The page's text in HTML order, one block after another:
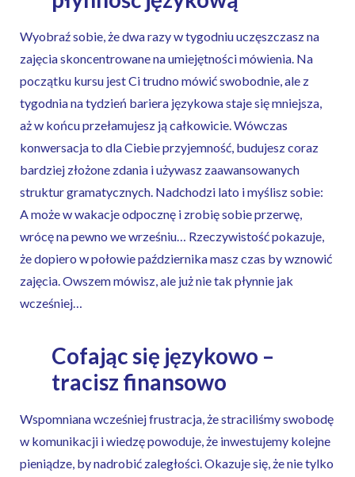
Wyobraź sobie, że dwa razy w tygodniu uczęszczasz na
zajęcia skoncentrowane na umiejętności mówienia. Na
początku kursu jest Ci trudno mówić swobodnie, ale z
tygodnia na tydzień bariera językowa staje się mniejsza,
aż w końcu przełamujesz ją całkowicie. Wówczas
konwersacja to dla Ciebie przyjemność, budujesz coraz
bardziej złożone zdania i używasz zaawansowanych
struktur gramatycznych. Nadchodzi lato i myślisz sobie:
A może w wakacje odpocznę i zrobię sobie przerwę,
wrócę na pewno we wrześniu… Rzeczywistość pokazuje,
że dopiero w połowie października masz czas by wznowić
zajęcia. Owszem mówisz, ale już nie tak płynnie jak
wcześniej…
Cofając się językowo –
tracisz finansowo
Wspomniana wcześniej frustracja, że straciliśmy swobodę
w komunikacji i wiedzę powoduje, że inwestujemy kolejne
pieniądze, by nadrobić zaległości. Okazuje się, że nie tylko